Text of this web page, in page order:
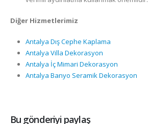
Diğer Hizmetlerimiz
Antalya Dış Cephe Kaplama
Antalya Villa Dekorasyon
Antalya İç Mimari Dekorasyon
Antalya Banyo Seramik Dekorasyon
Bu gönderiyi paylaş